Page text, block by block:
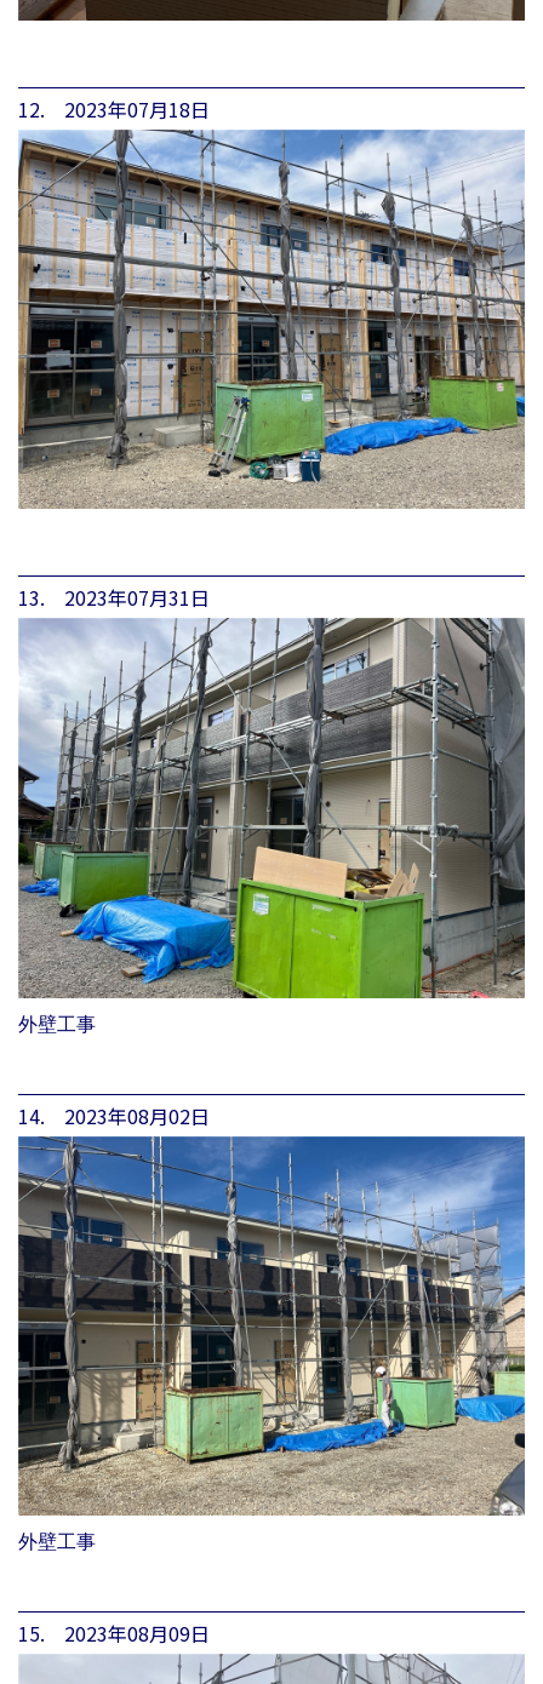
12. 2023年07月18日
13. 2023年07月31日
外壁工事
14. 2023年08月02日
外壁工事
15. 2023年08月09日